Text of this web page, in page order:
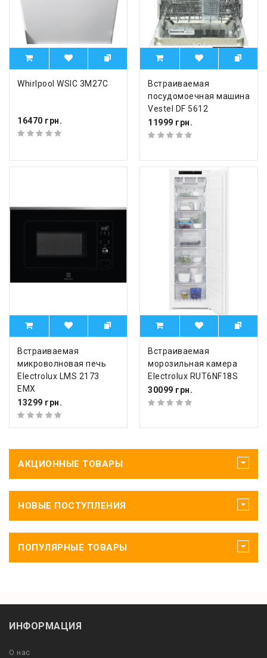
Whirlpool WSIC 3M27C
16470 грн.
Встраиваемая
посудомоечная машина
Vestel DF 5612
11999 грн.
Встраиваемая
микроволновая печь
Electrolux LMS 2173
EMX
13299 грн.
Встраиваемая
морозильная камера
Electrolux RUT6NF18S
30099 грн.
АКЦИОННЫЕ ТОВАРЫ
НОВЫЕ ПОСТУПЛЕНИЯ
ПОПУЛЯРНЫЕ ТОВАРЫ
ИНФОРМАЦИЯ
О нас